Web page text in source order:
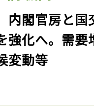
内閣官房と
強化へ。需要
変動等